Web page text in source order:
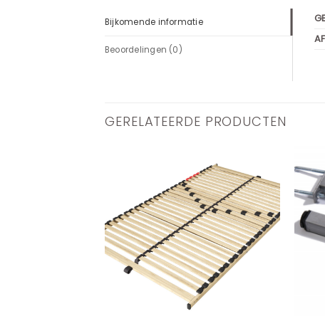
Bijkomende informatie
Beoordelingen (0)
GERELATEERDE PRODUCTEN